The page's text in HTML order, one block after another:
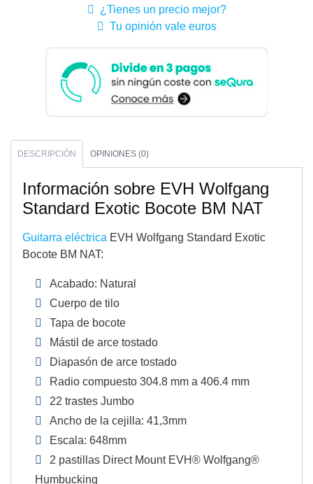
¿Tienes un precio mejor?
Tu opinión vale euros
DESCRIPCIÓN OPINIONES (0)
Información sobre EVH Wolfgang
Standard Exotic Bocote BM NAT
Guitarra eléctrica EVH Wolfgang Standard Exotic
Bocote BM NAT:
Acabado: Natural
Cuerpo de tilo
Tapa de bocote
Mástil de arce tostado
Diapasón de arce tostado
Radio compuesto 304.8 mm a 406.4 mm
22 trastes Jumbo
Ancho de la cejilla: 41,3mm
Escala: 648mm
2 pastillas Direct Mount EVH® Wolfgang®
Humbucking